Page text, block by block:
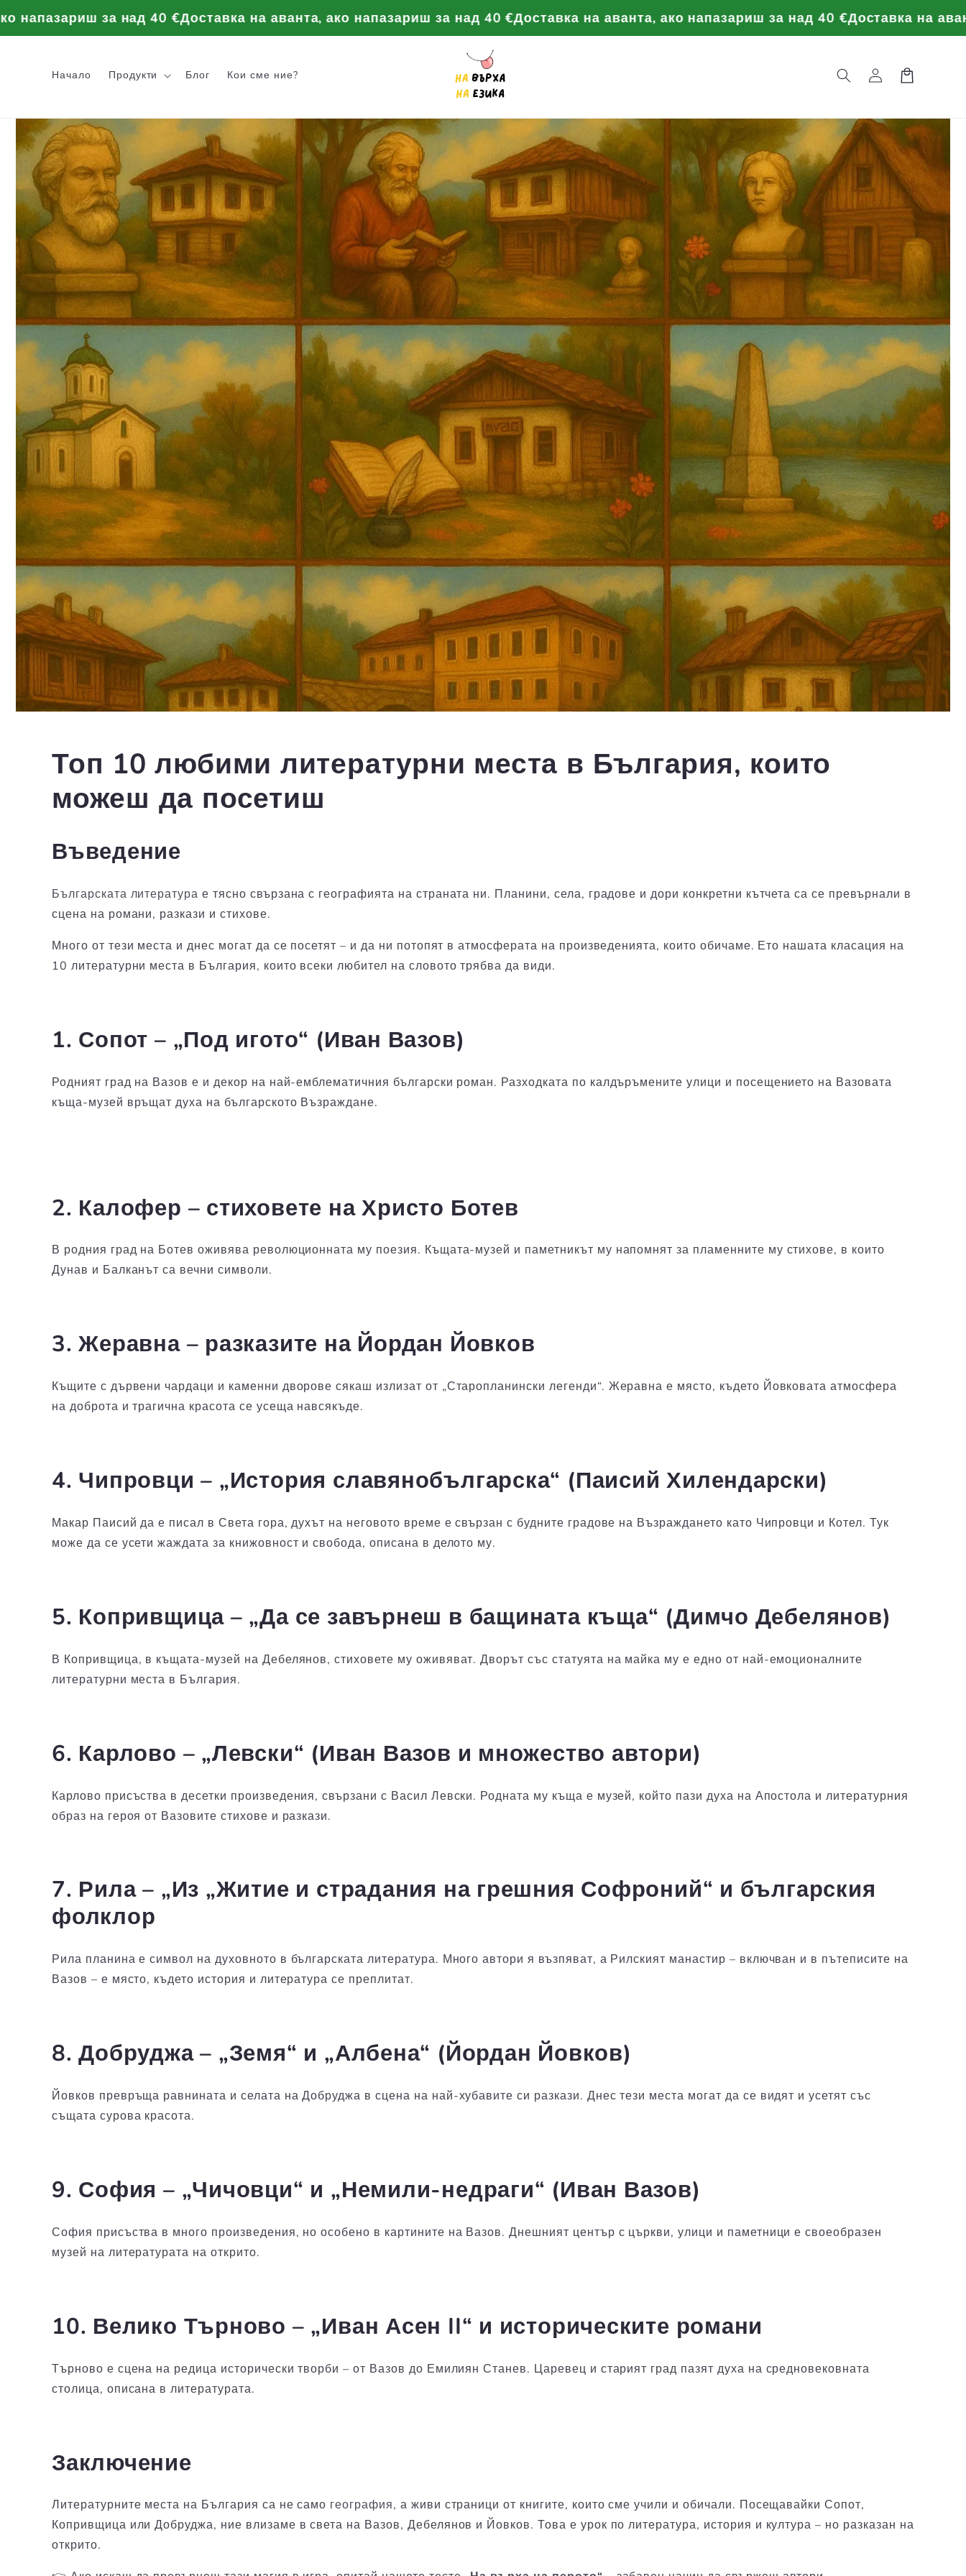
за над 40 €Доставка на аванта, ако напазариш за над 40 €Доставка на аванта, ако напазариш за над 40 €Доставка на аванта,
Начало Продукти Блог Кои сме ние? Вход Торба
Топ 10 любими литературни места в България, които
можеш да посетиш
Въведение
Българската литература е тясно свързана с географията на страната ни. Планини, села, градове и дори конкретни кътчета са се превърнали в
сцена на романи, разкази и стихове.
Много от тези места и днес могат да се посетят – и да ни потопят в атмосферата на произведенията, които обичаме. Ето нашата класация на
10 литературни места в България, които всеки любител на словото трябва да види.
1. Сопот – „Под игото“ (Иван Вазов)
Родният град на Вазов е и декор на най-емблематичния български роман. Разходката по калдъръмените улици и посещението на Вазовата
къща-музей връщат духа на българското Възраждане.
2. Калофер – стиховете на Христо Ботев
В родния град на Ботев оживява революционната му поезия. Къщата-музей и паметникът му напомнят за пламенните му стихове, в които
Дунав и Балканът са вечни символи.
3. Жеравна – разказите на Йордан Йовков
Къщите с дървени чардаци и каменни дворове сякаш излизат от „Старопланински легенди“. Жеравна е място, където Йовковата атмосфера
на доброта и трагична красота се усеща навсякъде.
4. Чипровци – „История славянобългарска“ (Паисий Хилендарски)
Макар Паисий да е писал в Света гора, духът на неговото време е свързан с будните градове на Възраждането като Чипровци и Котел. Тук
може да се усети жаждата за книжовност и свобода, описана в делото му.
5. Копривщица – „Да се завърнеш в бащината къща“ (Димчо Дебелянов)
В Копривщица, в къщата-музей на Дебелянов, стиховете му оживяват. Дворът със статуята на майка му е едно от най-емоционалните
литературни места в България.
6. Карлово – „Левски“ (Иван Вазов и множество автори)
Карлово присъства в десетки произведения, свързани с Васил Левски. Родната му къща е музей, който пази духа на Апостола и литературния
образ на героя от Вазовите стихове и разкази.
7. Рила – „Из „Житие и страдания на грешния Софроний“ и българския
фолклор
Рила планина е символ на духовното в българската литература. Много автори я възпяват, а Рилският манастир – включван и в пътеписите на
Вазов – е място, където история и литература се преплитат.
8. Добруджа – „Земя“ и „Албена“ (Йордан Йовков)
Йовков превръща равнината и селата на Добруджа в сцена на най-хубавите си разкази. Днес тези места могат да се видят и усетят със
същата сурова красота.
9. София – „Чичовци“ и „Немили-недраги“ (Иван Вазов)
София присъства в много произведения, но особено в картините на Вазов. Днешният център с църкви, улици и паметници е своеобразен
музей на литературата на открито.
10. Велико Търново – „Иван Асен II“ и историческите романи
Търново е сцена на редица исторически творби – от Вазов до Емилиян Станев. Царевец и старият град пазят духа на средновековната
столица, описана в литературата.
Заключение
Литературните места на България са не само география, а живи страници от книгите, които сме учили и обичали. Посещавайки Сопот,
Копривщица или Добруджа, ние влизаме в света на Вазов, Дебелянов и Йовков. Това е урок по литература, история и култура – но разказан на
открито.